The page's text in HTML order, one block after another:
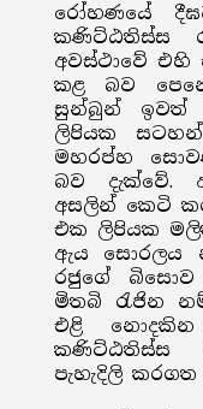
රෝහණයේ
කණිට්ඨතිස්ස
අවස්ථාවේ එහි
කළ බව
සුන්බුන් ඉවත්
ලිපියක
මහරප්හ
බව දැක්වේ.
අසලින් කෙටි
එක ලිපියක
ඇය සොරලය
රජුගේ
මිතබි රැජින
එළි නොදකින
කණිට්ඨතිස්ස
පැහැදිලි